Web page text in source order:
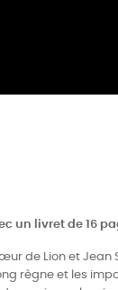
un livret de 16
de Lion et Jean
règne et les